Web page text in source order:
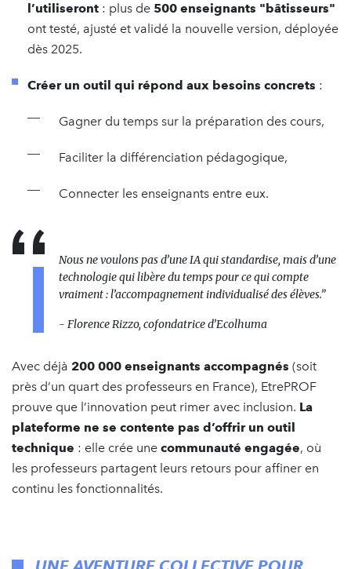
l’utiliseront : plus de 500 enseignants "bâtisseurs"
ont testé, ajusté et validé la nouvelle version, déployée
dès 2025.
Créer un outil qui répond aux besoins concrets :
Gagner du temps sur la préparation des cours,
Faciliter la différenciation pédagogique,
Connecter les enseignants entre eux.
Nous ne voulons pas d’une IA qui standardise, mais d’une
technologie qui libère du temps pour ce qui compte
vraiment : l’accompagnement individualisé des élèves.”
- Florence Rizzo, cofondatrice d’Ecolhuma
Avec déjà 200 000 enseignants accompagnés (soit
près d’un quart des professeurs en France), EtrePROF
prouve que l’innovation peut rimer avec inclusion. La
plateforme ne se contente pas d’offrir un outil
technique : elle crée une communauté engagée, où
les professeurs partagent leurs retours pour affiner en
continu les fonctionnalités.